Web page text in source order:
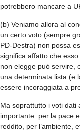
potrebbero mancare a
(b) Veniamo allora al
un certo voto (sempre
PD-Destra) non possa
significa affatto che
non elegge può servire,
una determinata lista (e
essere incoraggiata a
Ma soprattutto i voti dati
importante: per la pace
reddito, per l’ambiente,